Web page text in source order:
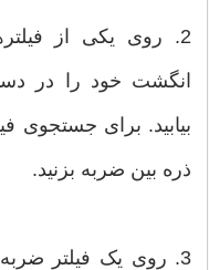
2. روی یکی از
انگشت خود را در
بیابید. برای جستجوی
ذره بین ضربه بزنید.
3. روی یک فیلتر